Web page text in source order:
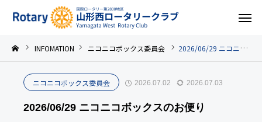
INFOMATION ニコニコボックス委員会 2026/06/29 ニコニコボックスのお便り
ニコニコボックス委員会 2026.07.02 2026.07.03
2026/06/29 ニコニコボックスのお便り